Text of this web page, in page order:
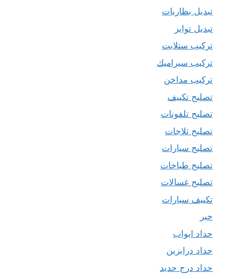
تبديل بطاريات
تبديل تواير
تركيب ستلايت
تركيب سيراميك
تركيب مداخن
تصليح تكييف
تصليح تلفونات
تصليح ثلاجات
تصليح سيارات
تصليح طباخات
تصليح غسالات
تكييف سيارات
حبر
حداد ابواب
حداد درابزين
حداد درج حديد